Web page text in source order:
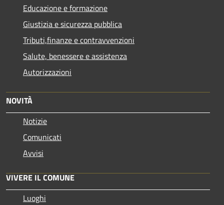
Educazione e formazione
Giustizia e sicurezza pubblica
Tributi,finanze e contravvenzioni
Salute, benessere e assistenza
Autorizzazioni
NOVITÀ
Notizie
Comunicati
Avvisi
VIVERE IL COMUNE
Luoghi